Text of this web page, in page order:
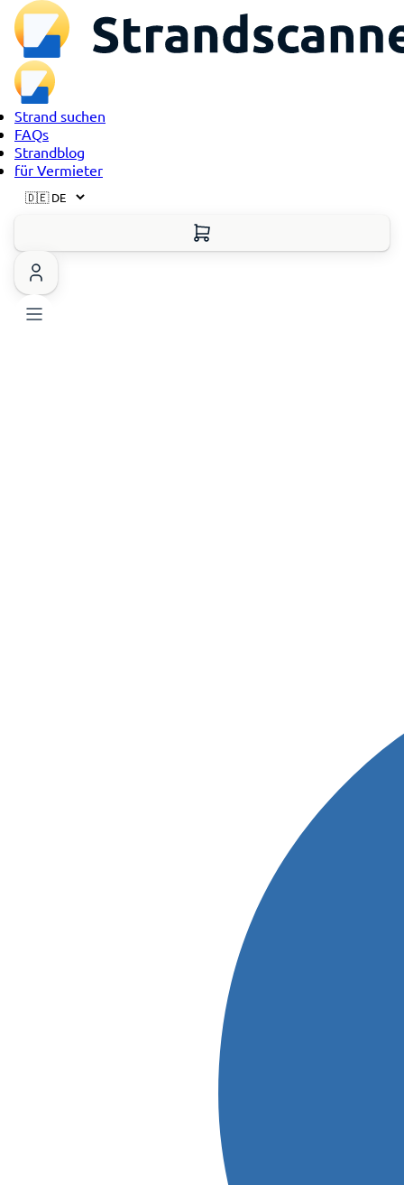
Strand suchen
FAQs
Strandblog
für Vermieter